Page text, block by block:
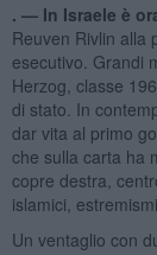
. — In Israele è
Reuven Rivlin alla
esecutivo. Grandi
Herzog, classe
di stato. In
dar vita al primo
che sulla carta ha
copre destra,
islamici,
Un ventaglio con